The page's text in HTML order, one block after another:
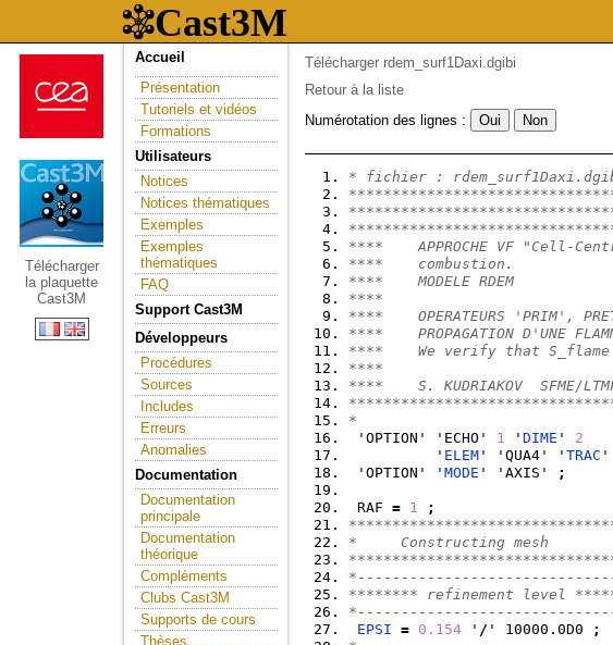
Télécharger
la plaquette
Cast3M
Accueil
Présentation
Tutoriels et vidéos
Formations
Utilisateurs
Notices
Notices thématiques
Exemples
Exemples
thématiques
FAQ
Support Cast3M
Développeurs
Procédures
Sources
Includes
Erreurs
Anomalies
Documentation
Documentation
principale
Documentation
théorique
Compléments
Clubs Cast3M
Supports de cours
Thèses
Télécharger rdem_surf1Daxi.dgibi
Retour à la liste
Numérotation des lignes :
* fichier :
****    APPROCHE VF "Cell-
****    combustion.
****    MODELE RDEM
****
****    OPERATEURS
****    PROPAGATION D'UNE
****    We verify that
****
****    S. KUDRIAKOV
*
'OPTION' 'ECHO' 1 ' DIME ' 2
          '
ELEM ' 'QUA4' ' TRAC '
'OPTION' ' MODE ' 'AXIS' ;
RAF = 1
;
*     Constructing mesh
******** refinement level
EPSI = 0.154 ' / ' 10000.0D0
;